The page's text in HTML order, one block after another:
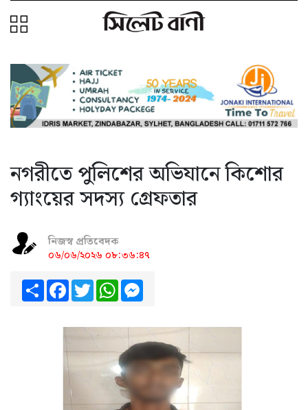
নগরীতে পুলিশের অভিযানে কিশোর
গ্যাংয়ের সদস্য গ্রেফতার
নিজস্ব প্রতিবেদক
০৬/০৬/২০২৬ ০৮:৩৬:৪৭
ShareFacebook
TwitterWhatsApp